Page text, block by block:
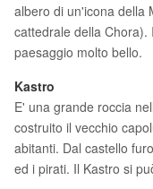
albero di un'icona della
cattedrale della
paesaggio molto bello.
Kastro
E' una grande roccia
costruito il vecchio
abitanti. Dal castello
ed i pirati. Il Kastro si